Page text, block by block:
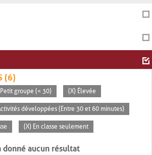
(6)
groupe (< 30) (X) Élevée
développées (Entre 30 et 60 minutes)
(X) En classe seulement
donné aucun résultat